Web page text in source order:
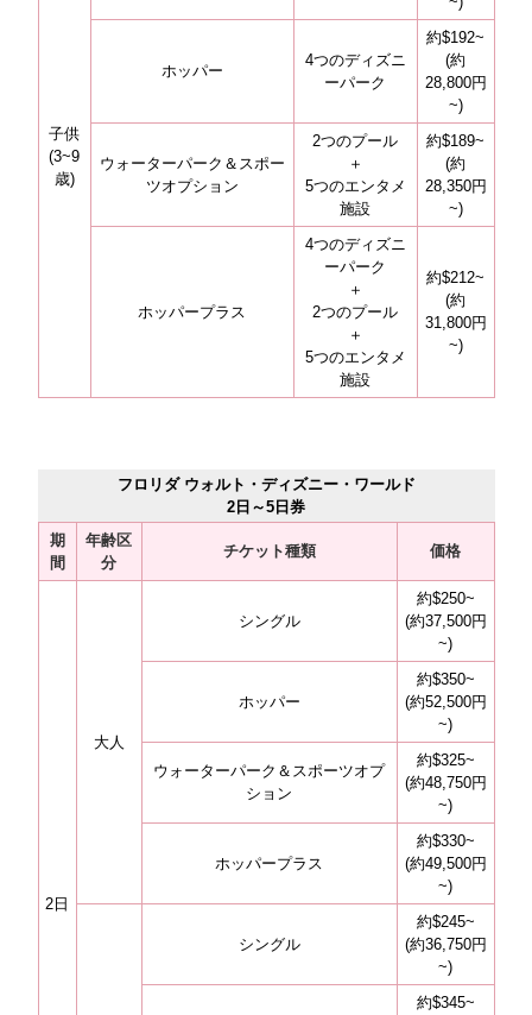
子供
(3~9
歳)
ホッパー
4つのディズニ
ーパーク
約$192~
(約
28,800円
~)
ウォーターパーク＆スポー
ツオプション
2つのプール
＋
5つのエンタメ
施設
約$189~
(約
28,350円
~)
ホッパープラス
4つのディズニ
ーパーク
＋
2つのプール
＋
5つのエンタメ
施設
約$212~
(約
31,800円
~)
フロリダ ウォルト・ディズニー・ワールド
2日～5日券
期
間
年齢区
分
チケット種類 価格
2日
大人
シングル
約$250~
(約37,500円
~)
ホッパー
約$350~
(約52,500円
~)
ウォーターパーク＆スポーツオプ
ション
約$325~
(約48,750円
~)
ホッパープラス
約$330~
(約49,500円
~)
シングル
約$245~
(約36,750円
~)
約$345~